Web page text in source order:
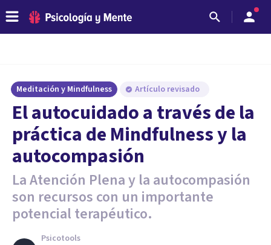
Meditación y Mindfulness Artículo revisado
El autocuidado a través de la
práctica de Mindfulness y la
autocompasión
La Atención Plena y la autocompasión
son recursos con un importante
potencial terapéutico.
Psicotools